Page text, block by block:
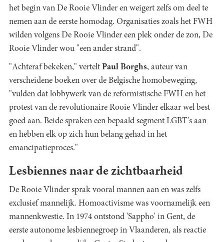
het begin van De Rooie Vlinder en weigert zelfs om deel te
nemen aan de eerste homodag. Organisaties zoals het FWH
wilden volgens De Rooie Vlinder een plek onder de zon, De
Rooie Vlinder wou "een ander strand".
"Achteraf bekeken," vertelt Paul Borghs, auteur van
verscheidene boeken over de Belgische homobeweging,
"vulden dat lobbywerk van de reformistische FWH en het
protest van de revolutionaire Rooie Vlinder elkaar wel best
goed aan. Beide spraken een bepaald segment LGBT's aan
en hebben elk op zich hun belang gehad in het
emancipatieproces."
Lesbiennes naar de zichtbaarheid
De Rooie Vlinder sprak vooral mannen aan en was zelfs
exclusief mannelijk. Homoactivisme was voornamelijk een
mannenkwestie. In 1974 ontstond 'Sappho' in Gent, de
eerste autonome lesbiennegroep in Vlaanderen, als reactie